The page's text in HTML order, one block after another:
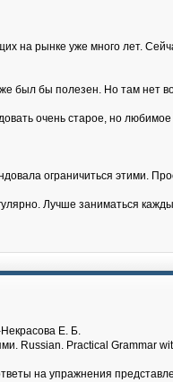
на рынке уже много лет.
был бы полезен. Но там нет
очень старое, но
ограничиться этими.
Лучше заниматься
Е. Б.
Russian. Practical Grammar
на упражнения